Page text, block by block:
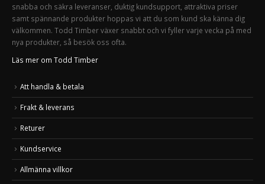
snabba och säkra leveranser, duktig kundsupport, attraktiva priser
samt spännande produkter hoppas vi att du som kund ska känna dig
välkommen. Todd Timber växer snabbt och vi fyller varje vecka på med
nya produkter, så besök oss ofta.
Läs mer om Todd Timber
Att handla & betala
Frakt & leverans
Returer
Kundservice
Allmänna villkor